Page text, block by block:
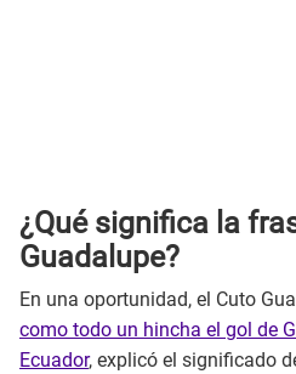
¿Qué significa la
Guadalupe?
En una oportunidad, el Cuto
como todo un hincha el gol de
Ecuador, explicó el significado